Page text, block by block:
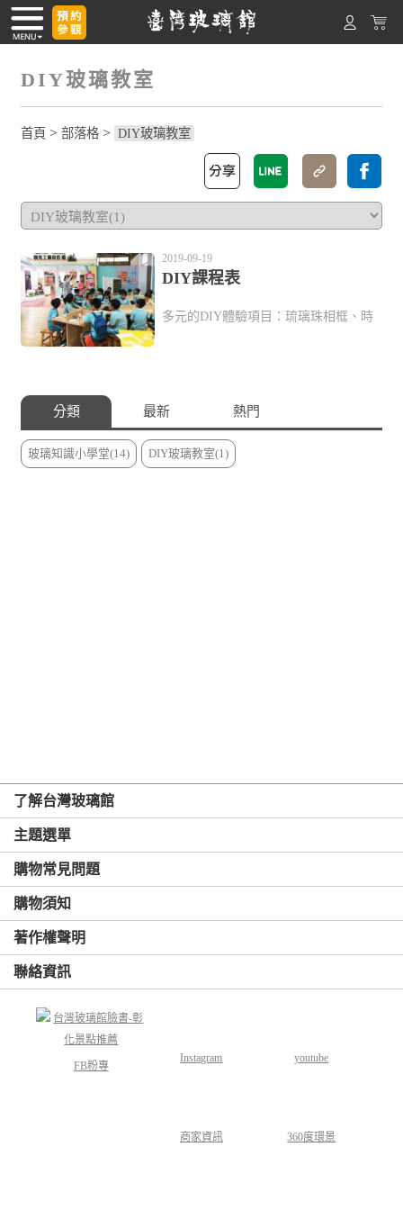
DIY玻璃教室
首頁 >部落格 > DIY玻璃教室
2019-09-19
DIY課程表
多元的DIY體驗項目：琉璃珠相框、時
分類 最新 熱門
玻璃知識小學堂(14) DIY玻璃教室(1)
了解台灣玻璃館
主題選單
購物常見問題
購物須知
著作權聲明
聯絡資訊
FB粉專
Instagram youtube
商家資訊 360度環景